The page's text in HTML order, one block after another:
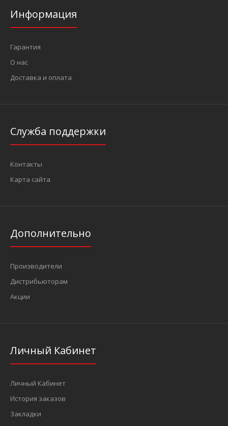
Информация
Гарантия
О нас
Доставка и оплата
Служба поддержки
Контакты
Карта сайта
Дополнительно
Производители
Дистрибьюторам
Акции
Личный Кабинет
Личный Кабинет
История заказов
Закладки